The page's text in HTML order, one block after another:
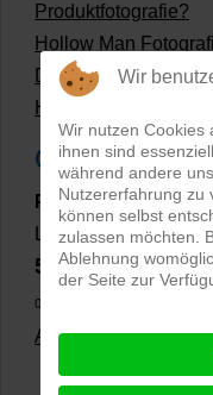
Produktfotografie?
Hollow Man
Dateiformate und
Hollowman und
Google
PRO-ducto GmbH,
Lichtenau
5,0⭐⭐⭐⭐⭐ bei144
02.01.2026)
Alle Rezensionen
Wir
Wir nutzen Cookies
ihnen sind
während andere
Nutzererfahrung zu
können selbst
zulassen möchten.
Ablehnung
der Seite zur